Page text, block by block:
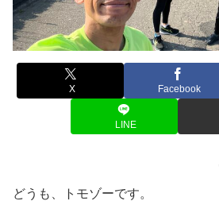
X Facebook
LINE
どうも、トモゾーです。